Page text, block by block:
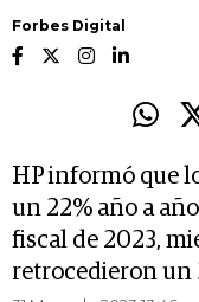
Forbes Digital
HP informó que
un 22% año a
fiscal de 2023,
retrocedieron un